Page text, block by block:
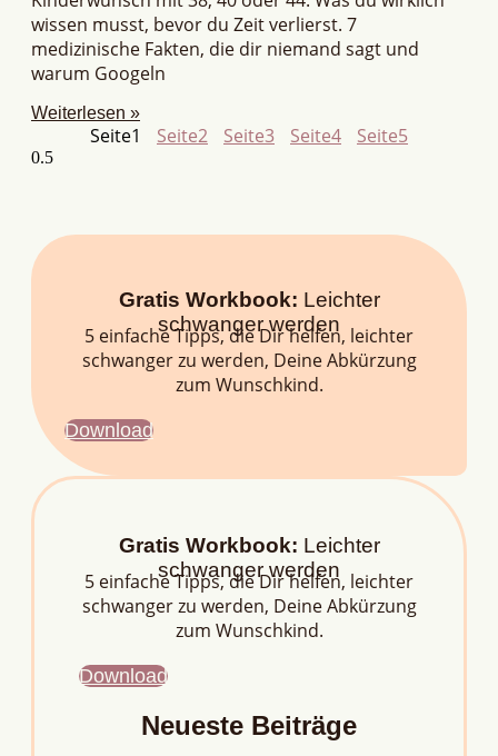
wissen musst, bevor du Zeit verlierst. 7
medizinische Fakten, die dir niemand sagt und
warum Googeln
Weiterlesen »
Seite1 Seite2 Seite3 Seite4 Seite5
Gratis Workbook: Leichter
schwanger werden
5 einfache Tipps, die Dir helfen, leichter
schwanger zu werden, Deine Abkürzung
zum Wunschkind.
Download
Gratis Workbook: Leichter
schwanger werden
5 einfache Tipps, die Dir helfen, leichter
schwanger zu werden, Deine Abkürzung
zum Wunschkind.
Download
Neueste Beiträge